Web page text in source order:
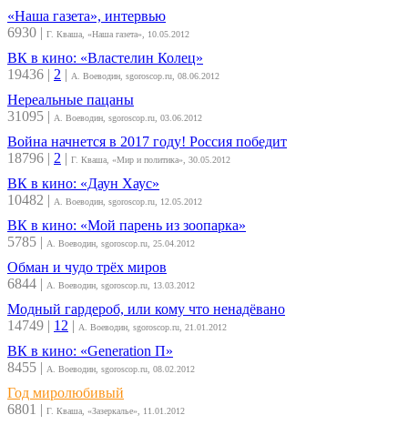
«Наша газета», интервью
6930 | Г. Кваша, «Наша газета», 10.05.2012
ВК в кино: «Властелин Колец»
19436 | 2 | А. Воеводин, sgoroscop.ru, 08.06.2012
Нереальные пацаны
31095 | А. Воеводин, sgoroscop.ru, 03.06.2012
Война начнется в 2017 году! Россия победит
18796 | 2 | Г. Кваша, «Мир и политика», 30.05.2012
ВК в кино: «Даун Хаус»
10482 | А. Воеводин, sgoroscop.ru, 12.05.2012
ВК в кино: «Мой парень из зоопарка»
5785 | А. Воеводин, sgoroscop.ru, 25.04.2012
Обман и чудо трёх миров
6844 | А. Воеводин, sgoroscop.ru, 13.03.2012
Модный гардероб, или кому что ненадёвано
14749 | 12 | А. Воеводин, sgoroscop.ru, 21.01.2012
ВК в кино: «Generation П»
8455 | А. Воеводин, sgoroscop.ru, 08.02.2012
Год миролюбивый
6801 | Г. Кваша, «Зазеркалье», 11.01.2012